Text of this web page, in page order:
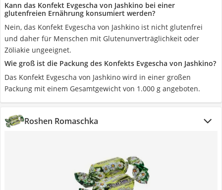
Kann das Konfekt Evgescha von Jashkino bei einer
glutenfreien Ernährung konsumiert werden?
Nein, das Konfekt Evgescha von Jashkino ist nicht glutenfrei
und daher für Menschen mit Glutenunverträglichkeit oder
Zöliakie ungeeignet.
Wie groß ist die Packung des Konfekts Evgescha von Jashkino?
Das Konfekt Evgescha von Jashkino wird in einer großen
Packung mit einem Gesamtgewicht von 1.000 g angeboten.
Roshen Romaschka